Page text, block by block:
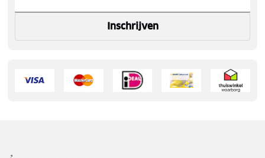
Inschrijven